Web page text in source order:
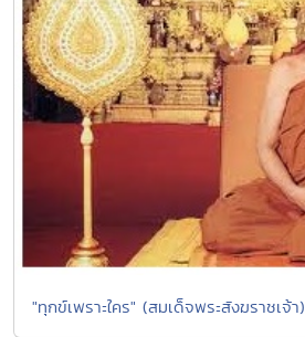
"ทุกข์เพราะใคร" (สมเด็จพระสังฆราชเจ้า)